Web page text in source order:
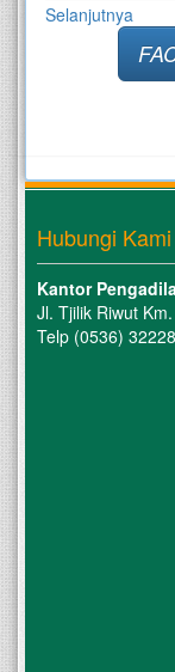
Selanjutnya
Hubungi Kami
Kantor
Jl. Tjilik Riwut
Telp (0536)